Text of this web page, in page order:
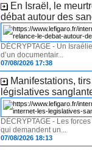
En Israël, le
débat autour des
DÉCRYPTAGE - Un
d’un documentair...
07/08/2026 17:38
Manifestations,
législatives
DÉCRYPTAGE - Les
qui demandent un...
07/08/2026 18:13